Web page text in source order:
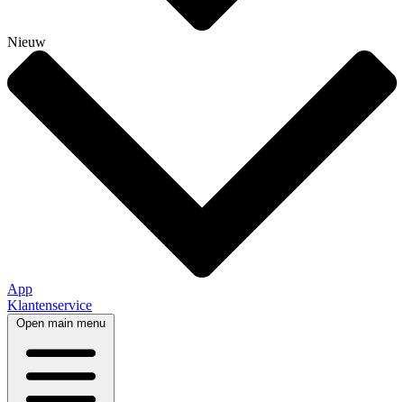
Nieuw
App
Klantenservice
Open main menu